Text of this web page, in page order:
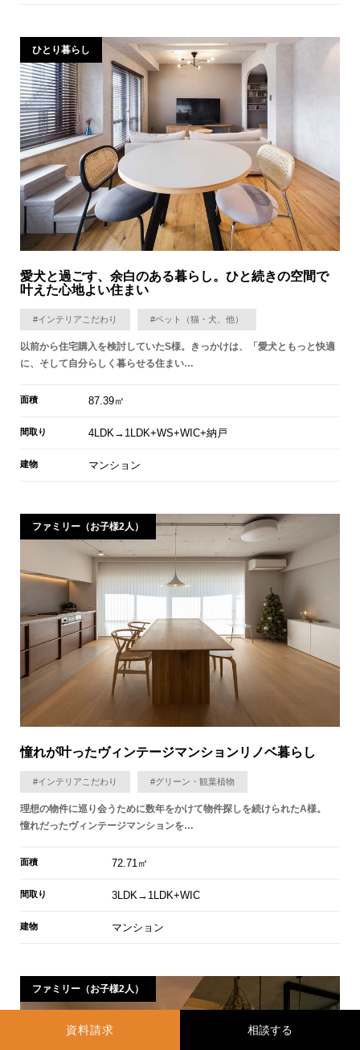
資料請求
ひとり暮らし
愛犬と過ごす、余白のある暮らし。ひと続きの空間で
叶えた心地よい住まい
#インテリアこだわり #ペット（猫・犬、他）
以前から住宅購入を検討していたS様。きっかけは、「愛犬ともっと快適
に、そして自分らしく暮らせる住まい…
面積 87.39㎡
間取り 4LDK→1LDK+WS+WIC+納戸
建物 マンション
ファミリー（お子様2人）
憧れが叶ったヴィンテージマンションリノベ暮らし
#インテリアこだわり #グリーン・観葉植物
理想の物件に巡り会うために数年をかけて物件探しを続けられたA様。
憧れだったヴィンテージマンションを…
面積 72.71㎡
間取り 3LDK→1LDK+WIC
建物 マンション
ファミリー（お子様2人）